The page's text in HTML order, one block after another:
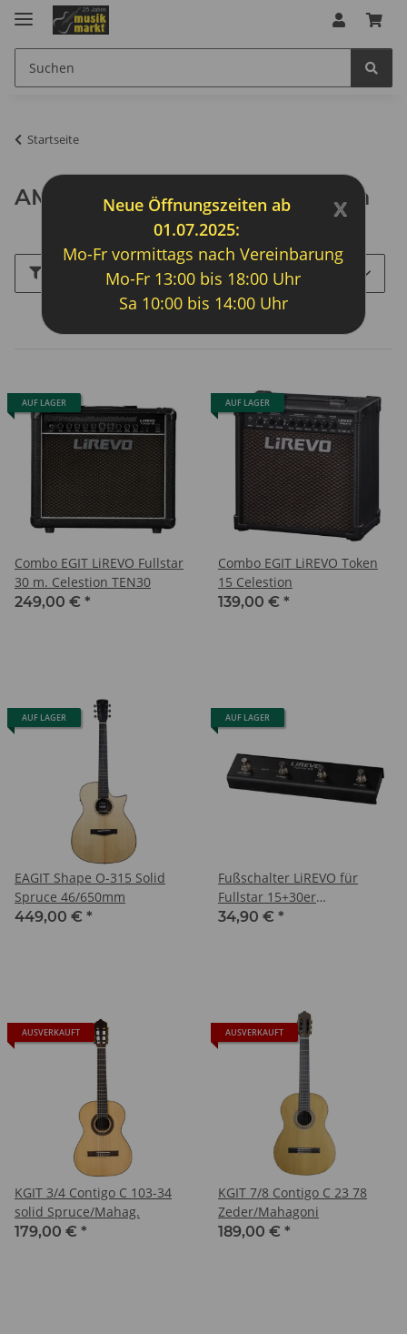
Startseite
AMD Around Music Distribution
Filter und Sortierung
AUF LAGER
Combo EGIT LiREVO Fullstar
30 m. Celestion TEN30
249,00 € *
AUF LAGER
Combo EGIT LiREVO Token
15 Celestion
139,00 € *
AUF LAGER
EAGIT Shape O-315 Solid
Spruce 46/650mm
449,00 € *
AUF LAGER
Fußschalter LiREVO für
Fullstar 15+30er
programable
34,90 € *
AUSVERKAUFT
KGIT 3/4 Contigo C 103-34
solid Spruce/Mahag.
179,00 € *
AUSVERKAUFT
KGIT 7/8 Contigo C 23 78
Zeder/Mahagoni
189,00 € *
x
Neue Öffnungszeiten ab
01.07.2025:
Mo-Fr vormittags nach Vereinbarung
Mo-Fr 13:00 bis 18:00 Uhr
Sa 10:00 bis 14:00 Uhr